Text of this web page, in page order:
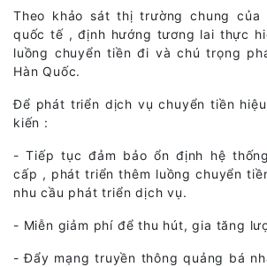
Theo khảo sát thị trường chung của
quốc tế , định hướng tương lai thực
luồng chuyển tiền đi và chú trọng
Hàn Quốc.
Để phát triển dịch vụ chuyển tiền
kiến :
- Tiếp tục đảm bảo ổn định hệ
cấp , phát triển thêm luồng chuyển
nhu cầu phát triển dịch vụ.
- Miễn giảm phí để thu hút, gia tăng
- Đẩy mạng truyền thông quảng bá